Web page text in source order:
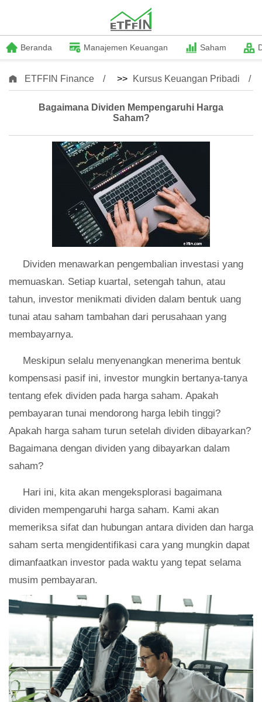
Beranda Manajemen Keuangan Saham
ETFFIN Finance >> Kursus Keuangan Pribadi
Bagaimana Dividen Mempengaruhi Harga
Saham?
Dividen menawarkan pengembalian investasi yang
memuaskan. Setiap kuartal, setengah tahun, atau
tahun, investor menikmati dividen dalam bentuk uang
tunai atau saham tambahan dari perusahaan yang
membayarnya.
Meskipun selalu menyenangkan menerima bentuk
kompensasi pasif ini, investor mungkin bertanya-tanya
tentang efek dividen pada harga saham. Apakah
pembayaran tunai mendorong harga lebih tinggi?
Apakah harga saham turun setelah dividen dibayarkan?
Bagaimana dengan dividen yang dibayarkan dalam
saham?
Hari ini, kita akan mengeksplorasi bagaimana
dividen mempengaruhi harga saham. Kami akan
memeriksa sifat dan hubungan antara dividen dan harga
saham serta mengidentifikasi cara yang mungkin dapat
dimanfaatkan investor pada waktu yang tepat selama
musim pembayaran.